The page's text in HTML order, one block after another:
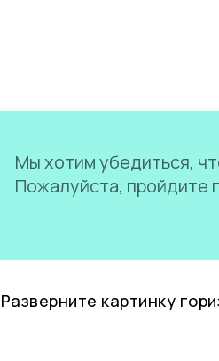
Мы хотим убедиться,
Пожалуйста, пройдите
Разверните картинку